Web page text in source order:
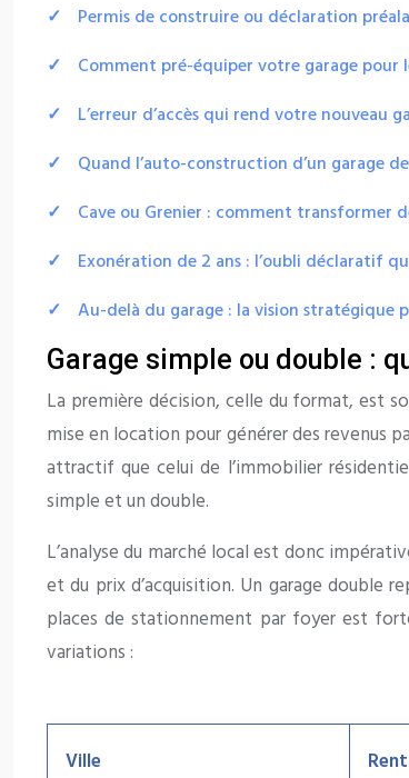
Permis de construire ou déclaration
Comment pré-équiper votre garage pour
L’erreur d’accès qui rend votre nouveau
Quand l’auto-construction d’un garage
Cave ou Grenier : comment transformer
Exonération de 2 ans : l’oubli déclaratif
Au-delà du garage : la vision stratégique
Garage simple ou double :
La première décision, celle du format, est
mise en location pour générer des revenus
attractif que celui de l’immobilier
simple et un double.
L’analyse du marché local est donc
et du prix d’acquisition. Un garage double
places de stationnement par foyer est
variations :
Ville